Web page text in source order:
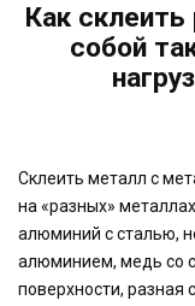
Как
собой
Склеить металл с
на «разных»
алюминий с сталью,
алюминием, медь со
поверхности, разная